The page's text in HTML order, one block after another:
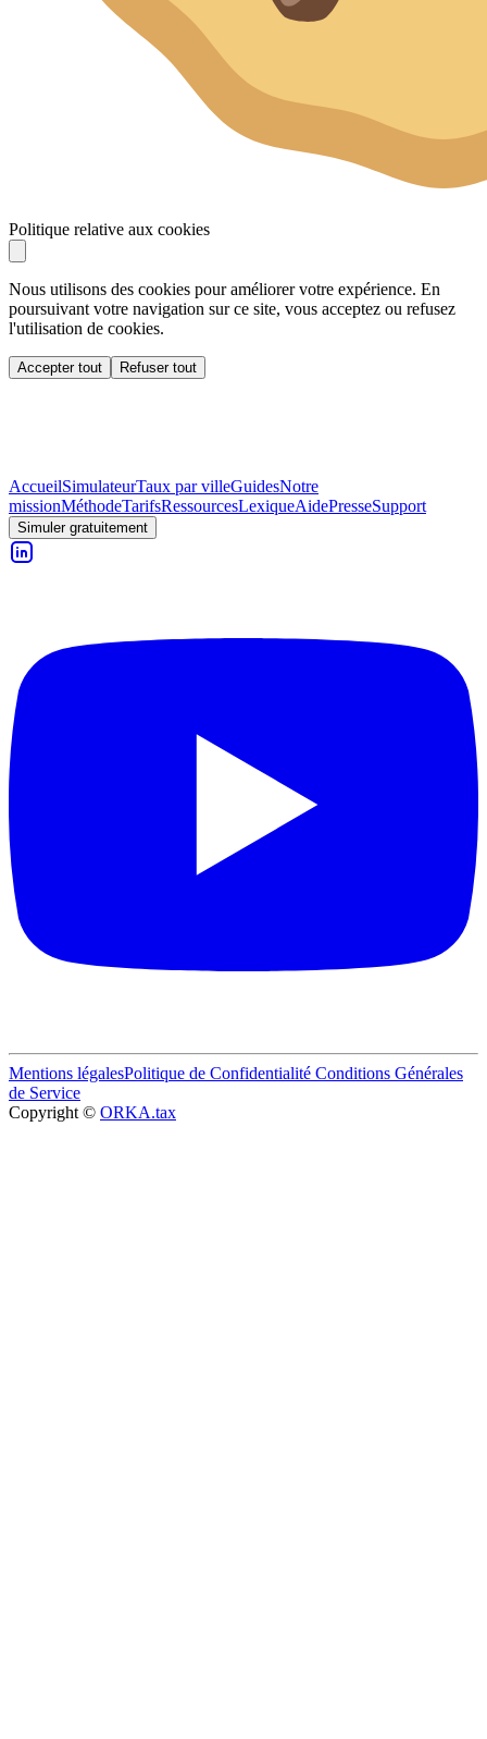
Politique relative aux cookies
Nous utilisons des cookies pour améliorer votre expérience. En
poursuivant votre navigation sur ce site, vous acceptez ou refusez
l'utilisation de cookies.
Accepter tout Refuser tout
AccueilSimulateurTaux par villeGuidesNotre
missionMéthodeTarifsRessourcesLexiqueAidePresseSupport
Simuler gratuitement
Mentions légalesPolitique de Confidentialité Conditions Générales
de Service
Copyright © ORKA.tax